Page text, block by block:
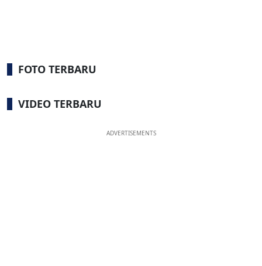
FOTO TERBARU
VIDEO TERBARU
ADVERTISEMENTS